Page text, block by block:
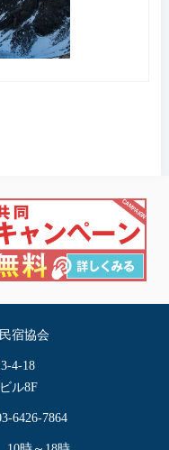
宿協会
4-18
ル8F
6426-7864